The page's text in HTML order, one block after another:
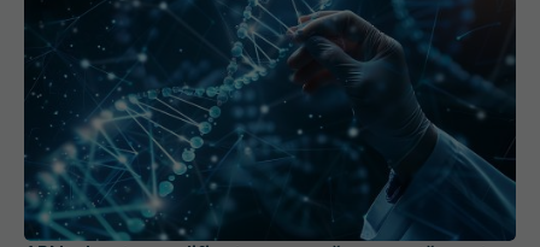
ARN-ul autoamplificator, o nouă speranță pentru
vaccinurile COVID-19 și tratamentele pentru
cancer